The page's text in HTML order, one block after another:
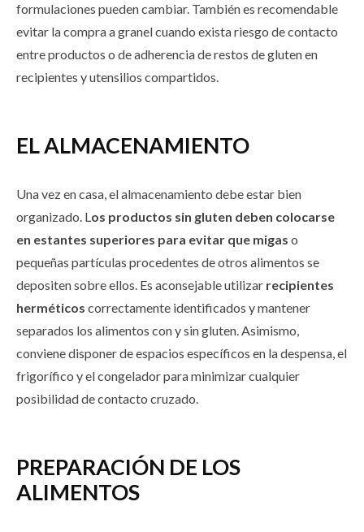
formulaciones pueden cambiar. También es recomendable
evitar la compra a granel cuando exista riesgo de contacto
entre productos o de adherencia de restos de gluten en
recipientes y utensilios compartidos.
EL ALMACENAMIENTO
Una vez en casa, el almacenamiento debe estar bien
organizado. Los productos sin gluten deben colocarse
en estantes superiores para evitar que migas o
pequeñas partículas procedentes de otros alimentos se
depositen sobre ellos. Es aconsejable utilizar recipientes
herméticos correctamente identificados y mantener
separados los alimentos con y sin gluten. Asimismo,
conviene disponer de espacios específicos en la despensa, el
frigorífico y el congelador para minimizar cualquier
posibilidad de contacto cruzado.
PREPARACIÓN DE LOS
ALIMENTOS